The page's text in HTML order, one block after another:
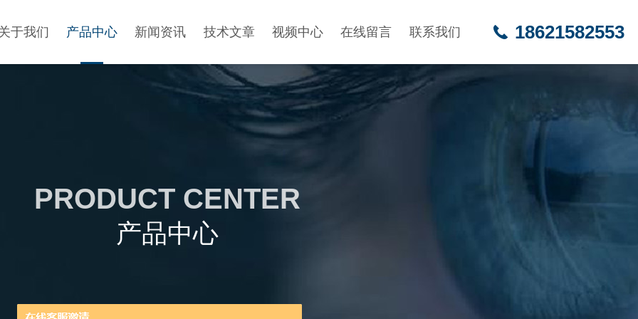
于我们 产品中心 新闻资讯 技术文章 视频中心 在线留言 联系我们 18621582553
PRODUCT CENTER
产品中心